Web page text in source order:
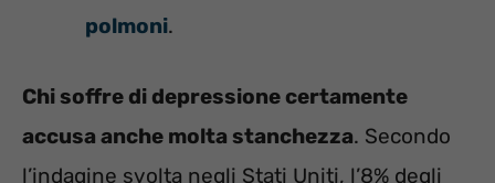
polmoni.
Chi soffre di depressione certamente
accusa anche molta stanchezza. Secondo
l’indagine svolta negli Stati Uniti, l’8% degli